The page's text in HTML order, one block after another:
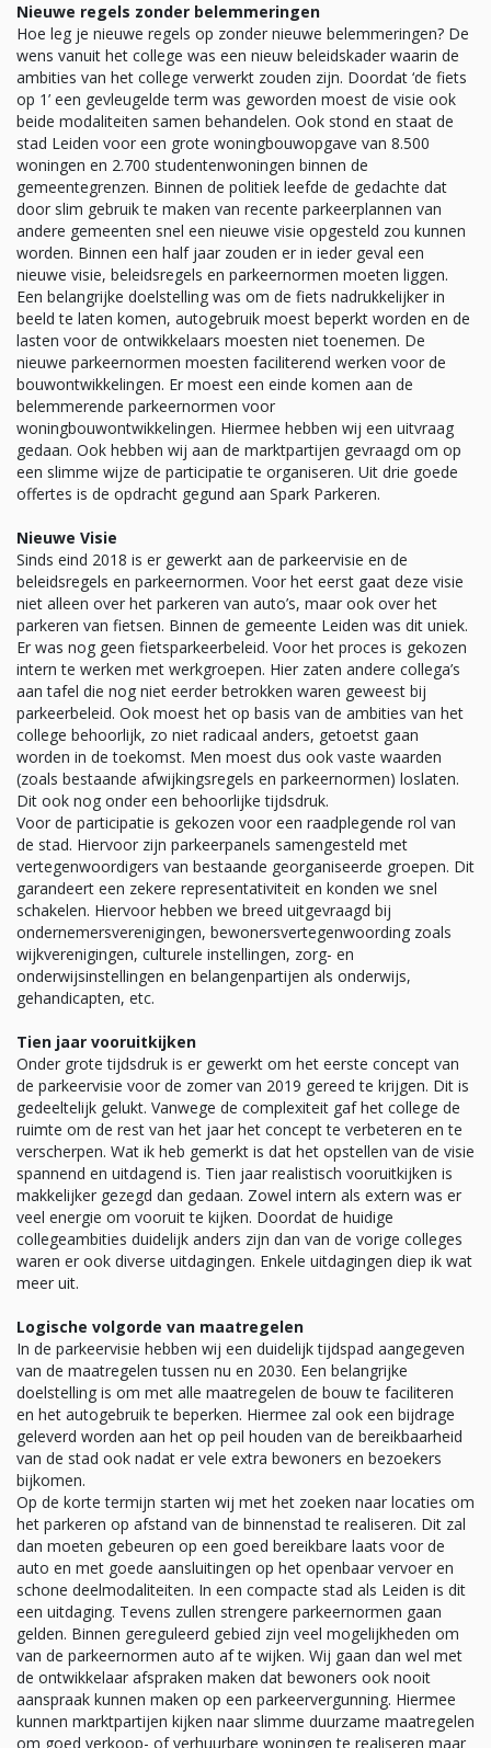
Nieuwe regels zonder belemmeringen
Hoe leg je nieuwe regels op zonder nieuwe belemmeringen? De
wens vanuit het college was een nieuw beleidskader waarin de
ambities van het college verwerkt zouden zijn. Doordat ‘de fiets
op 1’ een gevleugelde term was geworden moest de visie ook
beide modaliteiten samen behandelen. Ook stond en staat de
stad Leiden voor een grote woningbouwopgave van 8.500
woningen en 2.700 studentenwoningen binnen de
gemeentegrenzen. Binnen de politiek leefde de gedachte dat
door slim gebruik te maken van recente parkeerplannen van
andere gemeenten snel een nieuwe visie opgesteld zou kunnen
worden. Binnen een half jaar zouden er in ieder geval een
nieuwe visie, beleidsregels en parkeernormen moeten liggen.
Een belangrijke doelstelling was om de fiets nadrukkelijker in
beeld te laten komen, autogebruik moest beperkt worden en de
lasten voor de ontwikkelaars moesten niet toenemen. De
nieuwe parkeernormen moesten faciliterend werken voor de
bouwontwikkelingen. Er moest een einde komen aan de
belemmerende parkeernormen voor
woningbouwontwikkelingen. Hiermee hebben wij een uitvraag
gedaan. Ook hebben wij aan de marktpartijen gevraagd om op
een slimme wijze de participatie te organiseren. Uit drie goede
offertes is de opdracht gegund aan Spark Parkeren.
Nieuwe Visie
Sinds eind 2018 is er gewerkt aan de parkeervisie en de
beleidsregels en parkeernormen. Voor het eerst gaat deze visie
niet alleen over het parkeren van auto’s, maar ook over het
parkeren van fietsen. Binnen de gemeente Leiden was dit uniek.
Er was nog geen fietsparkeerbeleid. Voor het proces is gekozen
intern te werken met werkgroepen. Hier zaten andere collega’s
aan tafel die nog niet eerder betrokken waren geweest bij
parkeerbeleid. Ook moest het op basis van de ambities van het
college behoorlijk, zo niet radicaal anders, getoetst gaan
worden in de toekomst. Men moest dus ook vaste waarden
(zoals bestaande afwijkingsregels en parkeernormen) loslaten.
Dit ook nog onder een behoorlijke tijdsdruk.
Voor de participatie is gekozen voor een raadplegende rol van
de stad. Hiervoor zijn parkeerpanels samengesteld met
vertegenwoordigers van bestaande georganiseerde groepen. Dit
garandeert een zekere representativiteit en konden we snel
schakelen. Hiervoor hebben we breed uitgevraagd bij
ondernemersverenigingen, bewonersvertegenwoording zoals
wijkverenigingen, culturele instellingen, zorg- en
onderwijsinstellingen en belangenpartijen als onderwijs,
gehandicapten, etc.
Tien jaar vooruitkijken
Onder grote tijdsdruk is er gewerkt om het eerste concept van
de parkeervisie voor de zomer van 2019 gereed te krijgen. Dit is
gedeeltelijk gelukt. Vanwege de complexiteit gaf het college de
ruimte om de rest van het jaar het concept te verbeteren en te
verscherpen. Wat ik heb gemerkt is dat het opstellen van de visie
spannend en uitdagend is. Tien jaar realistisch vooruitkijken is
makkelijker gezegd dan gedaan. Zowel intern als extern was er
veel energie om vooruit te kijken. Doordat de huidige
collegeambities duidelijk anders zijn dan van de vorige colleges
waren er ook diverse uitdagingen. Enkele uitdagingen diep ik wat
meer uit.
Logische volgorde van maatregelen
In de parkeervisie hebben wij een duidelijk tijdspad aangegeven
van de maatregelen tussen nu en 2030. Een belangrijke
doelstelling is om met alle maatregelen de bouw te faciliteren
en het autogebruik te beperken. Hiermee zal ook een bijdrage
geleverd worden aan het op peil houden van de bereikbaarheid
van de stad ook nadat er vele extra bewoners en bezoekers
bijkomen.
Op de korte termijn starten wij met het zoeken naar locaties om
het parkeren op afstand van de binnenstad te realiseren. Dit zal
dan moeten gebeuren op een goed bereikbare laats voor de
auto en met goede aansluitingen op het openbaar vervoer en
schone deelmodaliteiten. In een compacte stad als Leiden is dit
een uitdaging. Tevens zullen strengere parkeernormen gaan
gelden. Binnen gereguleerd gebied zijn veel mogelijkheden om
van de parkeernormen auto af te wijken. Wij gaan dan wel met
de ontwikkelaar afspraken maken dat bewoners ook nooit
aanspraak kunnen maken op een parkeervergunning. Hiermee
kunnen marktpartijen kijken naar slimme duurzame maatregelen
om goed verkoop- of verhuurbare woningen te realiseren maar